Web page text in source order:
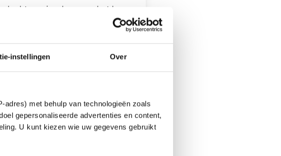
instellingen Over
met behulp van technologieën zoals
gepersonaliseerde advertenties en content,
U kunt kiezen wie uw gegevens gebruikt
wisselen over het leven
bijvoorbeeld vakantie, werk,
als hun partners
Ook uw partner is dus